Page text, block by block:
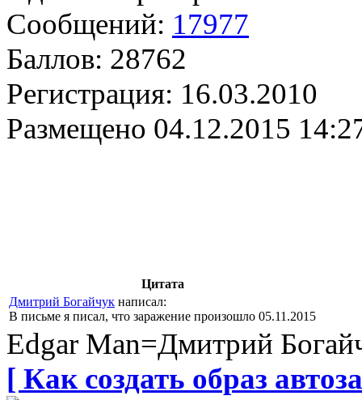
Сообщений: 17977
Баллов: 28762
Регистрация: 16.03.2010
Размещено 04.12.2015
Цитата
Дмитрий Богайчук написал:
В письме я писал, что заражение произошло 05.11.2015
Edgar Man=Дмитрий
[ Как создать образ